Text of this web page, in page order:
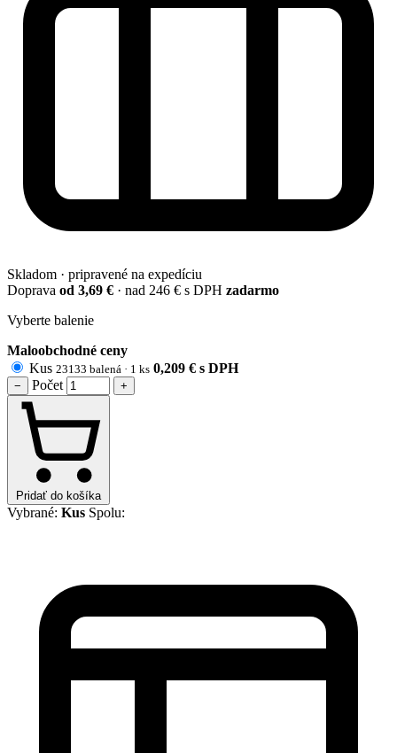
Skladom · pripravené na expedíciu
Doprava od 3,69 € · nad 246 € s DPH zadarmo
Vyberte balenie
Maloobchodné ceny
Kus 23133 balená · 1 ks 0,209 € s DPH
− Počet +
Pridať do košíka
Vybrané: Kus Spolu: